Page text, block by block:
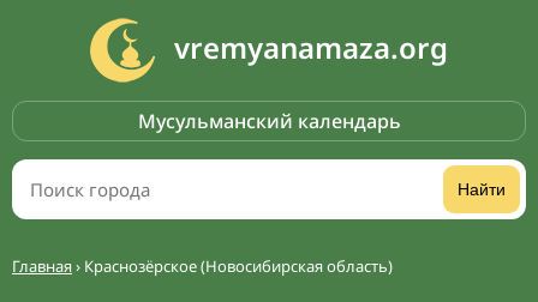
vremyanamaza.org
Мусульманский календарь
Найти
Главная› Краснозёрское (Новосибирская область)